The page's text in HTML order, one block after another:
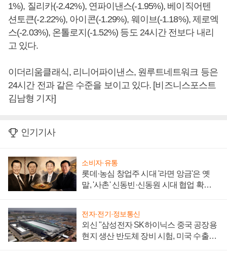
1%), 질리카(-2.42%), 연파이낸스(-1.95%), 베이직어텐
션토큰(-2.22%), 아이콘(-1.29%), 웨이브(-1.18%), 제로엑
스(-2.03%), 온톨로지(-1.52%) 등도 24시간 전보다 내리
고 있다.
이더리움클래식, 리니어파이낸스, 원루트네트워크 등은
24시간 전과 같은 수준을 보이고 있다. [비즈니스포스트
김남형 기자]
인기기사
소비자·유통
롯데·농심 창업주 시대 '라면 앙금'은 옛
말, '사촌' 신동빈·신동원 시대 협업 확대
전자·전기·정보통신
외신 "삼성전자 SK하이닉스 중국 공장용
현지 생산 반도체 장비 시험, 미국 수출통